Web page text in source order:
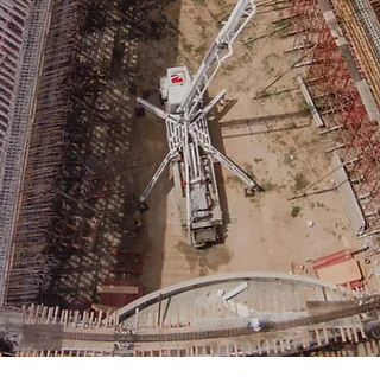
TODO PARA LA
CONSTRUCCIÓN
¡Tenemos lo que
tu
obra necesita!